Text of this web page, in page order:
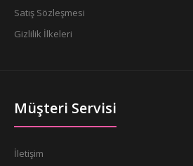
Satış Sözleşmesi
Gizlilik İlkeleri
Müşteri Servisi
İletişim